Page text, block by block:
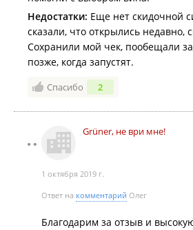
Недостатки: Еще нет скидочной
сказали, что открылись недавно,
Сохранили мой чек, пообещали
позже, когда запустят.
Спасибо 2
Grüner, не ври мне!
1 октября 2019 г.
Ответ на комментарий Олег
Благодарим за отзыв и